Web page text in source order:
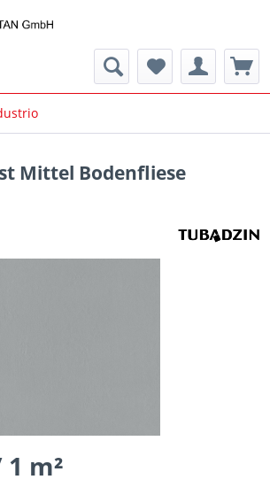
Mittel Bodenfliese
m²